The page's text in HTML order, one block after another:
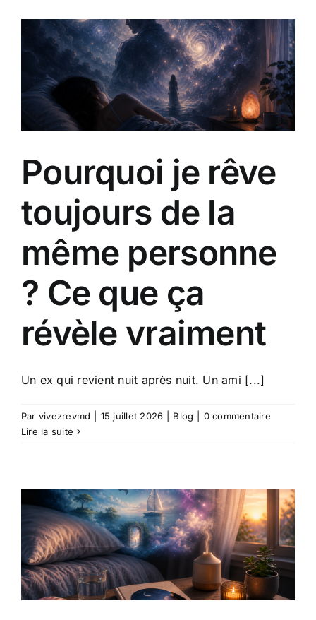
Pourquoi je rêve
toujours de la
même personne
? Ce que ça
révèle vraiment
Un ex qui revient nuit après nuit. Un ami [...]
Par vivezrevmd 15 juillet 2026 Blog
0 commentaire
Lire la suite